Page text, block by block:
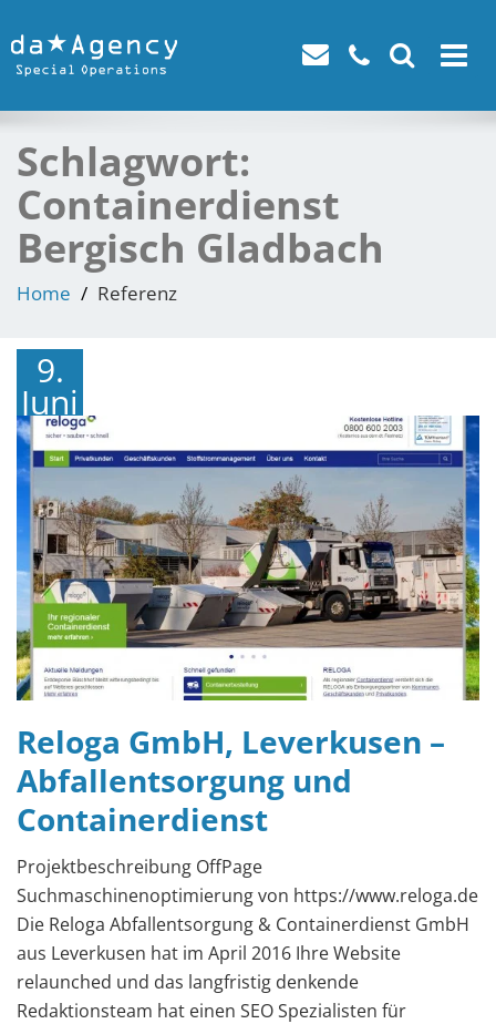
Toggle
Schlagwort:
Containerdienst
Bergisch Gladbach
Home Referenz
9.
Juni
2016
Reloga GmbH, Leverkusen –
Abfallentsorgung und
Containerdienst
Projektbeschreibung OffPage
Suchmaschinenoptimierung von https://www.reloga.de
Die Reloga Abfallentsorgung & Containerdienst GmbH
aus Leverkusen hat im April 2016 Ihre Website
relaunched und das langfristig denkende
Redaktionsteam hat einen SEO Spezialisten für